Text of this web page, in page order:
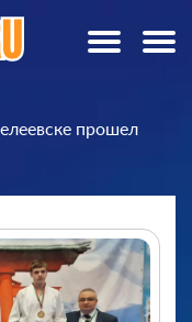
прошел